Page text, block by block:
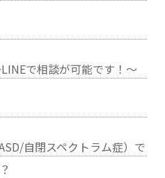
で相談が可能です！～
自閉スペクトラム症）で